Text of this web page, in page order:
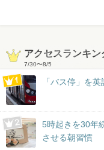
アクセスランキン
7/30〜8/5
「バス停」を
5時起きを30年
させる朝習慣